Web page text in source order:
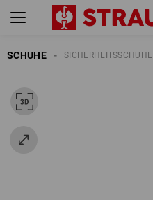
SCHUHE SICHERHEITSSCHUHE